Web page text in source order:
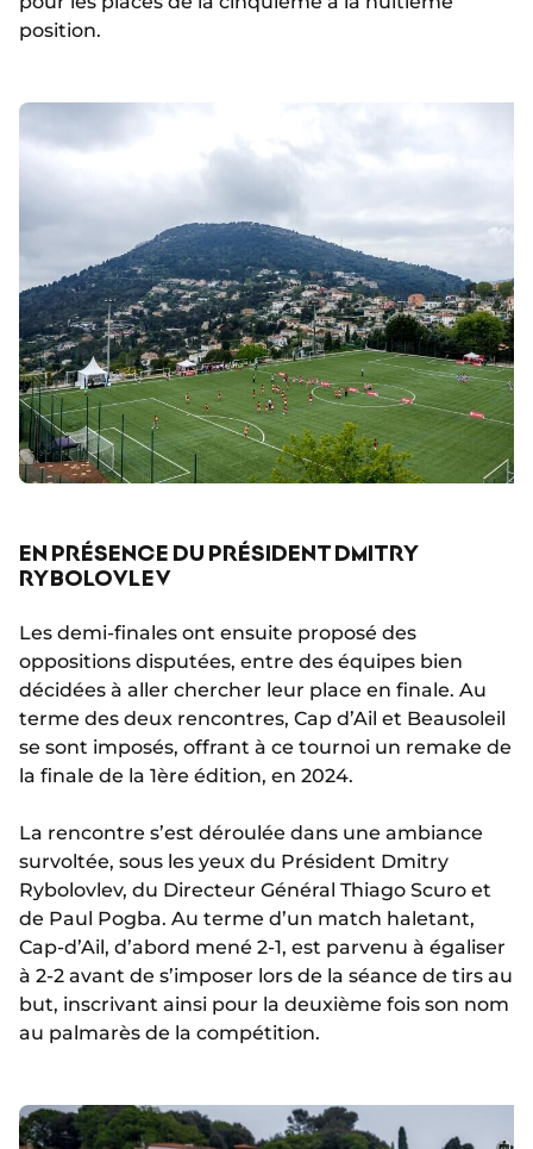
position.
EN PRÉSENCE DU PRÉSIDENT DMITRY
RYBOLOVLEV
Les demi-finales ont ensuite proposé des
oppositions disputées, entre des équipes bien
décidées à aller chercher leur place en finale. Au
terme des deux rencontres, Cap d’Ail et Beausoleil
se sont imposés, offrant à ce tournoi un remake de
la finale de la 1ère édition, en 2024.
La rencontre s’est déroulée dans une ambiance
survoltée, sous les yeux du Président Dmitry
Rybolovlev, du Directeur Général Thiago Scuro et
de Paul Pogba. Au terme d’un match haletant,
Cap-d’Ail, d’abord mené 2-1, est parvenu à égaliser
à 2-2 avant de s’imposer lors de la séance de tirs au
but, inscrivant ainsi pour la deuxième fois son nom
au palmarès de la compétition.